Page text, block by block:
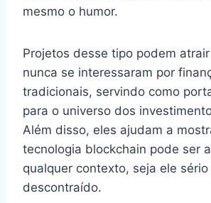
mesmo o humor.
Projetos desse tipo podem
nunca se interessaram por
tradicionais, servindo como
para o universo dos
Além disso, eles ajudam a
tecnologia blockchain pode ser
qualquer contexto, seja ele sério
descontraído.